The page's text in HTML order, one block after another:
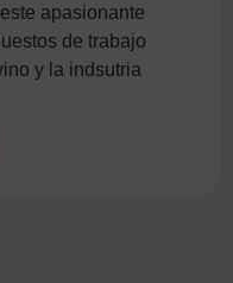
apasionante
de trabajo
y la indsutria